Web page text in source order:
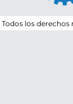
Todos los derechos